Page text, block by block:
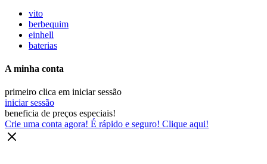
vito
berbequim
einhell
baterias
A minha conta
primeiro clica em iniciar sessão
iniciar sessão
beneficia de preços especiais!
Crie uma conta agora! É rápido e seguro! Clique aqui!